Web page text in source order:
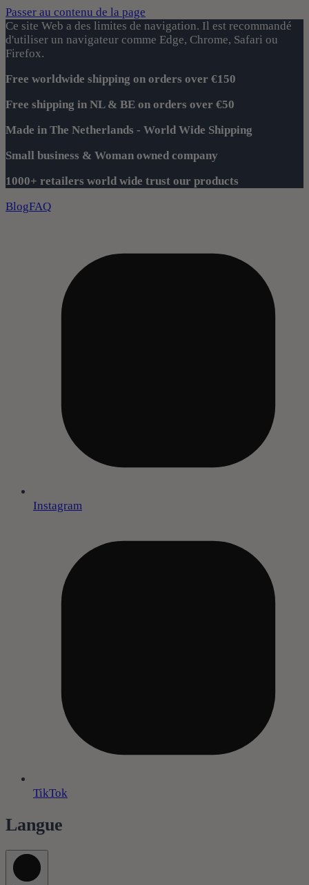
Passer au contenu de la page
Ce site Web a des limites de navigation. Il est recommandé
d'utiliser un navigateur comme Edge, Chrome, Safari ou
Firefox.
Free worldwide shipping on orders over €150
Free shipping in NL & BE on orders over €50
Made in The Netherlands - World Wide Shipping
Small business & Woman owned company
1000+ retailers world wide trust our products
BlogFAQ
Instagram
TikTok
Langue